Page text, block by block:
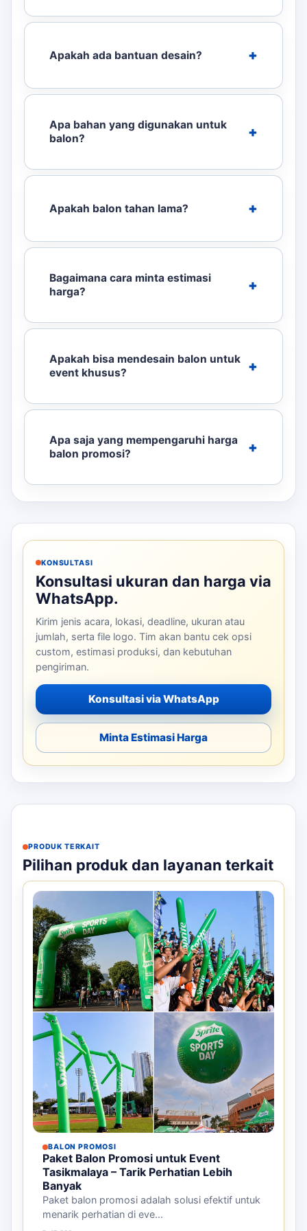
Apakah ada bantuan desain?
Apa bahan yang digunakan untuk
balon?
Apakah balon tahan lama?
Bagaimana cara minta estimasi
harga?
Apakah bisa mendesain balon untuk
event khusus?
Apa saja yang mempengaruhi harga
balon promosi?
KONSULTASI
Konsultasi ukuran dan harga via
WhatsApp.
Kirim jenis acara, lokasi, deadline, ukuran atau
jumlah, serta file logo. Tim akan bantu cek opsi
custom, estimasi produksi, dan kebutuhan
pengiriman.
Konsultasi via WhatsApp
Minta Estimasi Harga
PRODUK TERKAIT
Pilihan produk dan layanan terkait
BALON PROMOSI
Paket Balon Promosi untuk Event
Tasikmalaya – Tarik Perhatian Lebih
Banyak
Paket balon promosi adalah solusi efektif untuk
menarik perhatian di eve...